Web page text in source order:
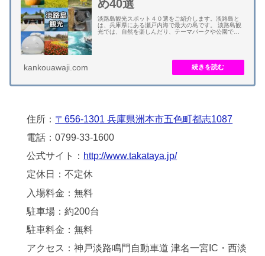
め40選
淡路島観光スポット４０選をご紹介します。淡路島と
は、兵庫県にある瀬戸内海で最大の島です。 淡路島観
光では、自然を楽しんだり、テーマパークや公園で遊
kankouawaji.com
住所： 〒656-1301 兵庫県洲本市五色町都志1087
電話：0799-33-1600
公式サイト： http://www.takataya.jp/
定休日：不定休
入場料金：無料
駐車場：約200台
駐車料金：無料
アクセス：神戸淡路鳴門自動車道 津名一宮IC・西淡